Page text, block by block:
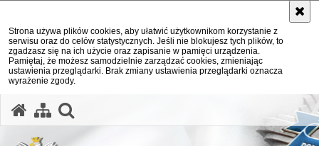
Strona używa plików cookies, aby ułatwić użytkownikom korzystanie z
serwisu oraz do celów statystycznych. Jeśli nie blokujesz tych plików, to
zgadzasz się na ich użycie oraz zapisanie w pamięci urządzenia.
Pamiętaj, że możesz samodzielnie zarządzać cookies, zmieniając
ustawienia przeglądarki. Brak zmiany ustawienia przeglądarki oznacza
wyrażenie zgody.